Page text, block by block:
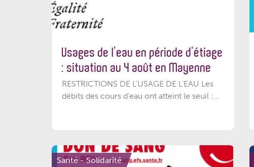
Usages de l’eau en période d’étiage
: situation au 4 août en Mayenne
RESTRICTIONS DE L’USAGE DE L’EAU Les
débits des cours d'eau ont atteint le seuil :...
Santé - Solidarité